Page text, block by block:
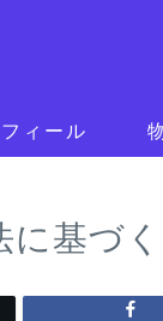
ィール
に基づ